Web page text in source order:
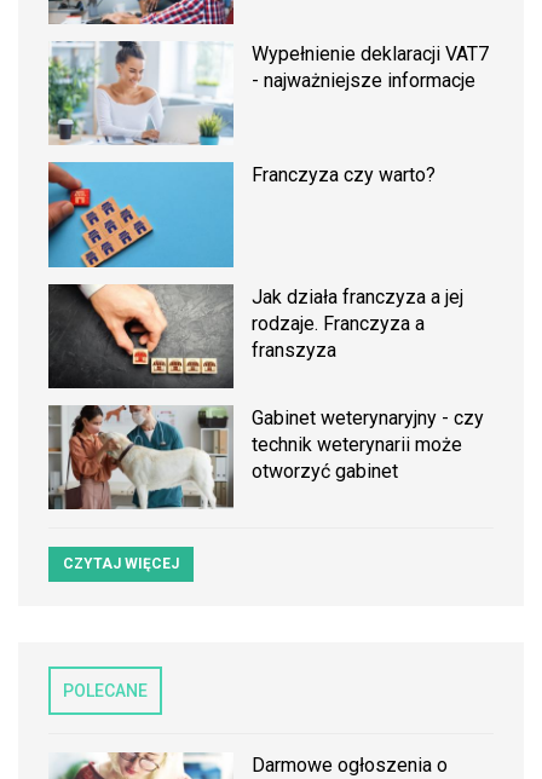
Wypełnienie deklaracji VAT7
- najważniejsze informacje
Franczyza czy warto?
Jak działa franczyza a jej
rodzaje. Franczyza a
franszyza
Gabinet weterynaryjny - czy
technik weterynarii może
otworzyć gabinet
CZYTAJ WIĘCEJ
POLECANE
Darmowe ogłoszenia o